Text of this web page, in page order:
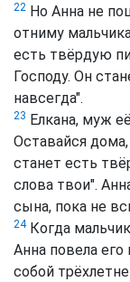
22 Но Анна не
отниму
есть твёрдую
Господу. Он
навсегда".
23 Елкана, муж
Оставайся
станет есть
слова твои".
сына, пока не
24Когда
Анна повела
собой